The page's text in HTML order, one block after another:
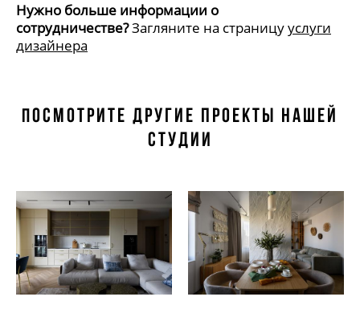
Нужно больше информации о
сотрудничестве?Загляните на страницууслуги
дизайнера
Посмотрите другие проекты нашей
студии